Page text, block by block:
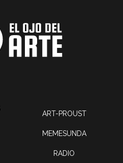
ART-PROUST
MEMESUNDA
RADIO